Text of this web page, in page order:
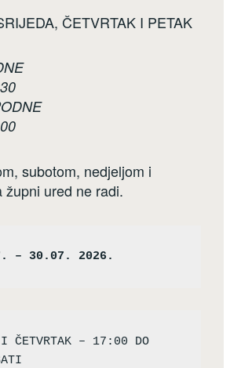
ČETVRTAK I PETAK
subotom, nedjeljom i
župni ured ne radi.
– 30.07. 2026.
I ČETVRTAK – 17:00 DO